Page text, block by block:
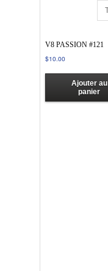
V8 PASSION #121
$10.00
Ajouter au
panier